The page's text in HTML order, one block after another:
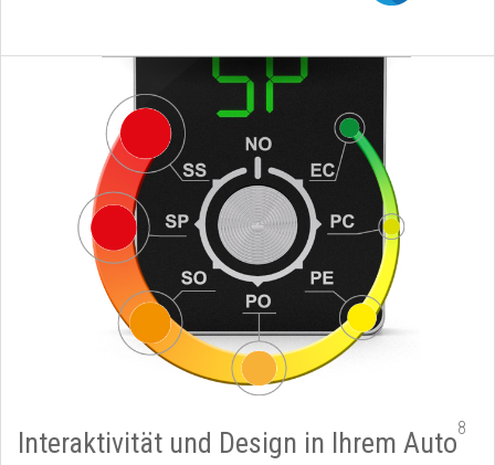
Interaktivität und Design in Ihrem Auto8